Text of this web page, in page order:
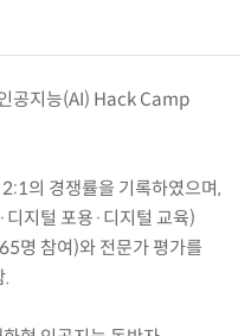
공지능(AI) Hack Camp
의 경쟁률을 기록하였으며,
지털 포용·디지털 교육)
명 참여)와 전문가 평가를
.